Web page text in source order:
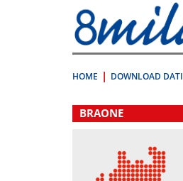
direttamente
a:
Contenuto
HOME DOWNLOAD DATI
.
BRAONE